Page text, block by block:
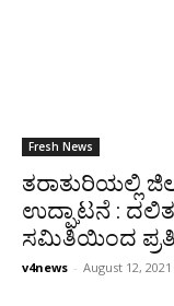
Fresh News
ತರಾತುರಿಯಲ್ಲಿ
ಉದ್ಘಾಟನೆ :
ಸಮಿತಿಯಿಂದ
v4news - August 12, 2021